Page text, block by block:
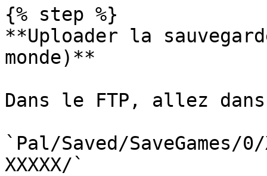
{% step %}
**Uploader la
monde)**
Dans le FTP, allez
`Pal/Saved/SaveGames/0/
XXXXX/`